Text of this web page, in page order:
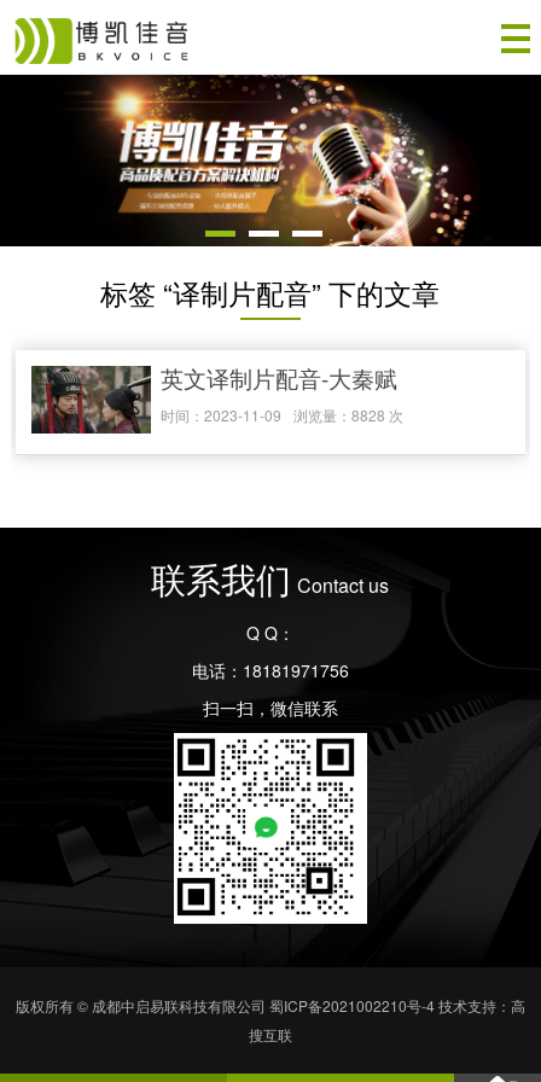
标签 “译制片配音” 下的文章
英文译制片配音-大秦赋
时间：2023-11-09 浏览量：8828 次
联系我们 Contact us
Q Q：
电话：18181971756
扫一扫，微信联系
版权所有 © 成都中启易联科技有限公司 蜀ICP备2021002210号-4技术支持：高
搜互联